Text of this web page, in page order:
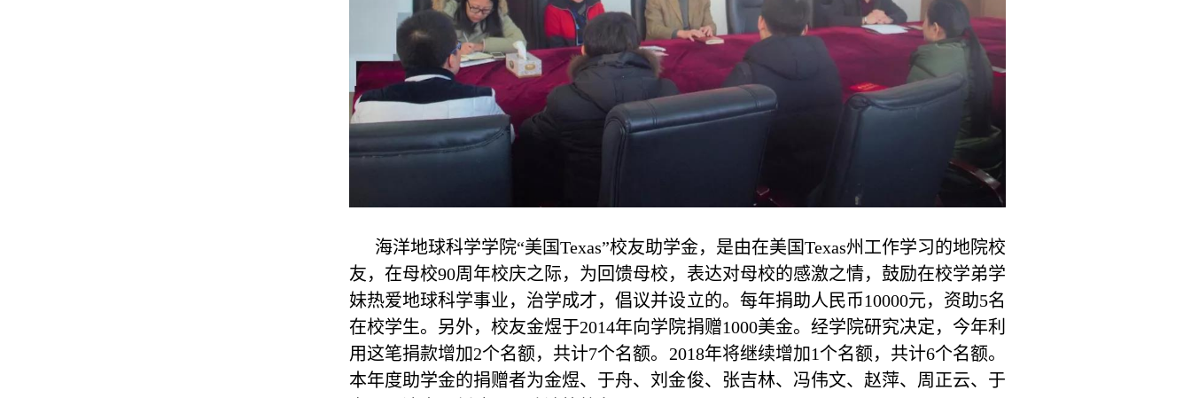
海洋地球科学学院“美国Texas”校友助学金，是由在美国Texas州工作学习的地院校
友，在母校90周年校庆之际，为回馈母校，表达对母校的感激之情，鼓励在校学弟学
妹热爱地球科学事业， 治学成才，倡议并设立的。每年捐助人民币10000元，资助5名
在校学生。 另外，校友金煜于2014年向学院捐赠1000美金。经学院研究决定，今年利
用这笔捐款增加2个名额，共计7个名额。 2018年将继续增加1个名额，共计6个名额。
本年度助学金的捐赠者为金煜、于舟、刘金俊、张吉林、冯伟文、赵萍、周正云、于